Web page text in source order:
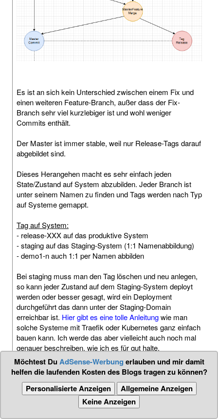
Es ist an sich kein Unterschied zwischen einem Fix und
einen weiteren Feature-Branch, außer dass der Fix-
Branch sehr viel kurzlebiger ist und wohl weniger
Commits enthält.
Der Master ist immer stable, weil nur Release-Tags darauf
abgebildet sind.
Dieses Herangehen macht es sehr einfach jeden
State/Zustand auf System abzubilden. Jeder Branch ist
unter seinem Namen zu finden und Tags werden nach Typ
auf Systeme gemappt.
Tag auf System:
- release-XXX auf das produktive System
- staging auf das Staging-System (1:1 Namenabbildung)
- demo1-n auch 1:1 per Namen abbilden
Bei staging muss man den Tag löschen und neu anlegen,
so kann jeder Zustand auf dem Staging-System deployt
werden oder besser gesagt, wird ein Deployment
durchgeführt das dann unter der Staging-Domain
erreichbar ist. Hier gibt es eine tolle Anleitungwie man
solche Systeme mit Traefik oder Kubernetes ganz einfach
bauen kann. Ich werde das aber vielleicht auch noch mal
genauer beschreiben, wie ich es für gut halte.
Denn Branches halte ich persönlich es nicht für wert wo
anders als lokal in einem Docker-Container zu laufen. Da
kann ich um es der Fachabteilung lieber schnell einen Tag
erstellen und diesen nach dem Input der Abteilung auch
wieder unter selben Namen neu anlegen oder unter einen
Möchtest DuAdSense-Werbung erlauben und mir damit
helfen die laufenden Kosten des Blogs tragen zu können?
Personalisierte Anzeigen
Allgemeine Anzeigen
Keine Anzeigen